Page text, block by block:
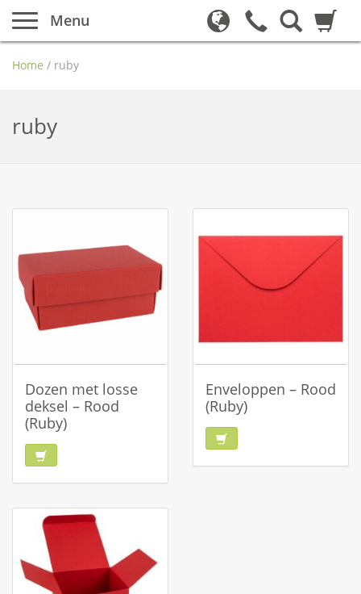
Menu
Home / ruby
ruby
Dozen met losse
deksel – Rood
(Ruby)
Enveloppen – Rood
(Ruby)